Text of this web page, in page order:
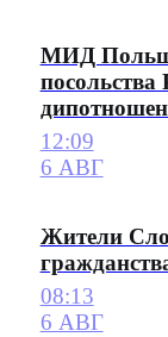
МИД
12:09
6 АВГ
Жители
08:13
6 АВГ